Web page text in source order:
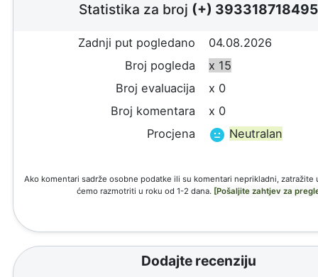
Statistika za broj (+) 393318718495
Zadnji put pogledano
04.08.2026
Broj pogleda
x 15
Broj evaluacija
x 0
Broj komentara
x 0
Procjena
Neutralan
Ako komentari sadrže osobne podatke ili su komentari neprikladni, zatražite
ćemo razmotriti u roku od 1-2 dana. [Pošaljite zahtjev za
Dodajte recenziju